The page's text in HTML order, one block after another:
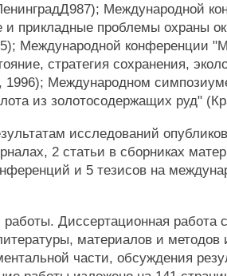
Международной
и прикладные проблемы охраны
Международной конференции
стратегия сохранения,
Международном
из золотосодержащих руд"
исследований
2 статьи в сборниках
и 5 тезисов на
Диссертационная работа
материалов и методов
части, обсуждения